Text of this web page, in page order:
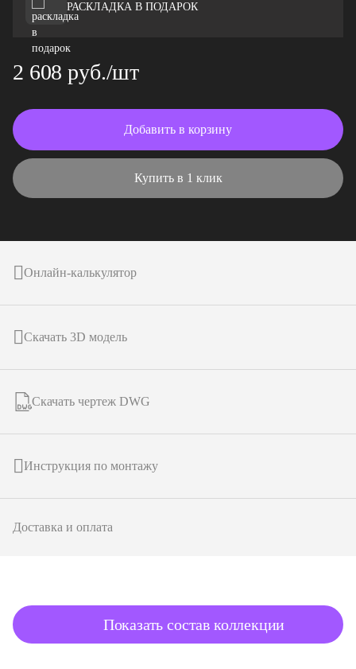
РАСКЛАДКА В ПОДАРОК
2 608 руб./шт
Добавить в корзину
Купить в 1 клик
Онлайн-калькулятор
Скачать 3D модель
Скачать чертеж DWG
Инструкция по монтажу
Доставка и оплата
Показать состав коллекции